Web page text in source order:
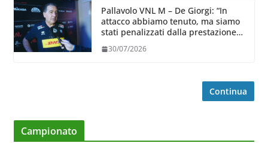
Pallavolo VNL M – De Giorgi: “In
attacco abbiamo tenuto, ma siamo
stati penalizzati dalla prestazione
30/07/2026
Continua
Campionato